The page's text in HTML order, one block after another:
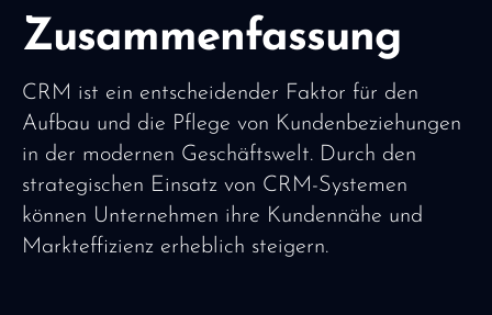
Zusammenfassung
CRM ist ein entscheidender Faktor für den
Aufbau und die Pflege von Kundenbeziehungen
in der modernen Geschäftswelt. Durch den
strategischen Einsatz von CRM-Systemen
können Unternehmen ihre Kundennähe und
Markteffizienz erheblich steigern.